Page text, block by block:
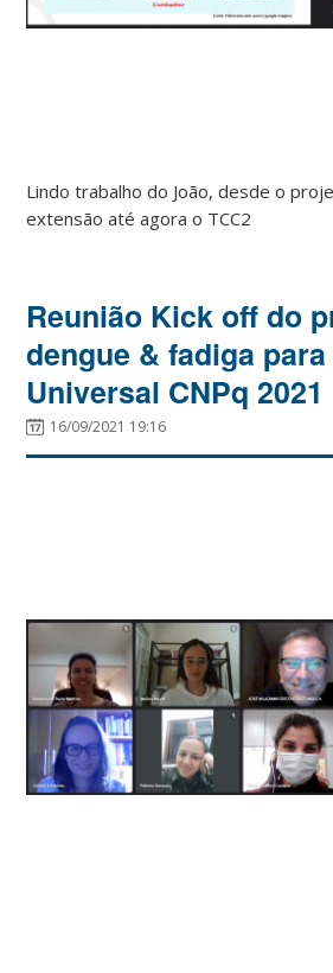
Lindo trabalho do João, desde o
extensão até agora o TCC2
Reunião Kick off do
dengue & fadiga
Universal CNPq 2021
16/09/2021 19:16